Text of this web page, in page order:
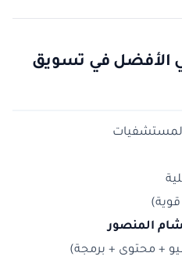
الأفضل في تسويق
المنصور
+ محتوى + برمجة)